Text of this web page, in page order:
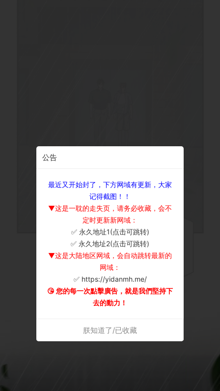
公告
最近又开始封了，下方网域有更新，大家
记得截图！！
▼这是一耽的走失页，请务必收藏，会不
定时更新新网域：
✅ 永久地址1(点击可跳转)
✅ 永久地址2(点击可跳转)
▼这是大陆地区网域，会自动跳转最新的
网域：
✅ https://yidanmh.me/
😘 您的每一次點擊廣告，就是我們堅持下
去的動力！
朕知道了/已收藏